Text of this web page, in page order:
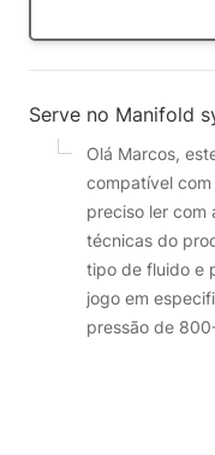
Serve no Manifold
Olá Marcos,
compatível
preciso ler com
técnicas do
tipo de fluido e
jogo em
pressão de